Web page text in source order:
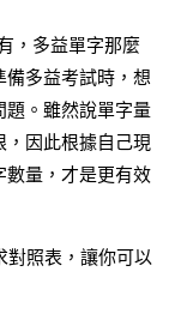
，多益單字那麼
備多益考試時，想
題。雖然說單字量
，因此根據自己現
數量，才是更有效
對照表，讓你可以